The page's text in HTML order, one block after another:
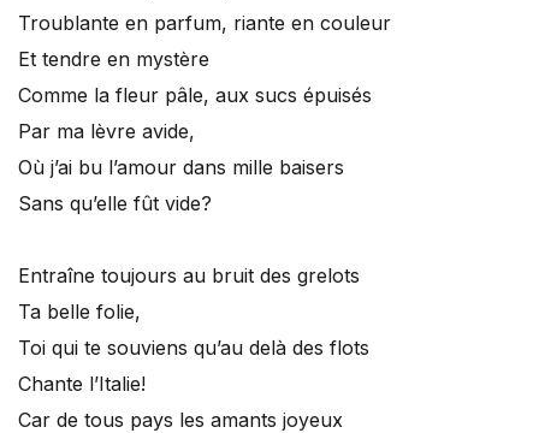
Troublante en parfum, riante en couleur
Et tendre en mystère
Comme la fleur pâle, aux sucs épuisés
Par ma lèvre avide,
Où j’ai bu l’amour dans mille baisers
Sans qu’elle fût vide?
Entraîne toujours au bruit des grelots
Ta belle folie,
Toi qui te souviens qu’au delà des flots
Chante l’Italie!
Car de tous pays les amants joyeux